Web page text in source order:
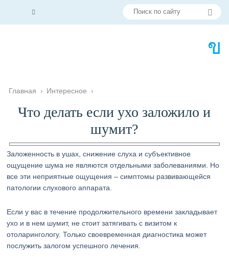
Главная › Интересное ›
Что делать если ухо заложило и
шумит?
Заложенность в ушах, снижение слуха и субъективное
ощущение шума не являются отдельными заболеваниями. Но
все эти неприятные ощущения – симптомы развивающейся
патологии слухового аппарата.
Если у вас в течение продолжительного времени закладывает
ухо и в нем шумит, не стоит затягивать с визитом к
отоларингологу. Только своевременная диагностика может
послужить залогом успешного лечения.